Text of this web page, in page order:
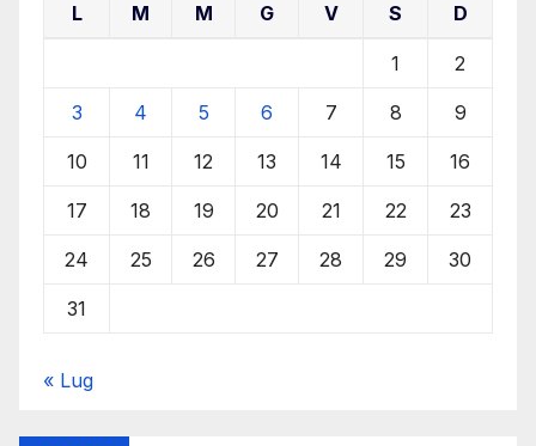
L M M G V S D
1 2
3 4 5 6 7 8 9
10 11 12 13 14 15 16
17 18 19 20 21 22 23
24 25 26 27 28 29 30
31
« Lug